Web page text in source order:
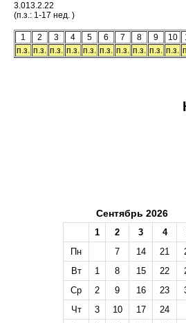
3.013.2.22
(п.з.: 1-17 нед. )
1 2 3 4 5 6 7 8 9 10
п.з. п.з. п.з. п.з. п.з. п.з. п.з. п.з. п.з. п.з.
Сентябрь 2026
1 2 3 4
Пн
7 14 21
Вт
1 8 15 22
Ср
2 9 16 23
Чт
3 10 17
24